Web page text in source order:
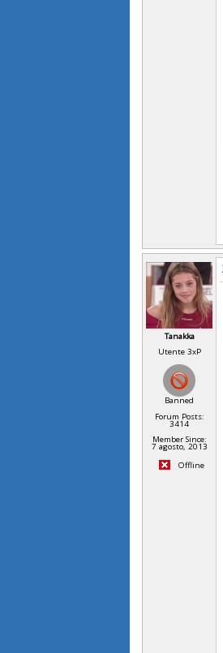
Tanakka
Utente 3xP
Banned
Forum Posts:
3414
Member Since:
7 agosto, 2013
Offline